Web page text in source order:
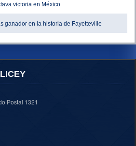
victoria en México
ganador en la historia de Fayetteville
Postal 1321